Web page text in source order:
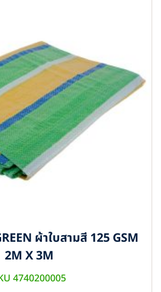
ผ้าใบสามสี 125 GSM
2M X 3M
4740200005